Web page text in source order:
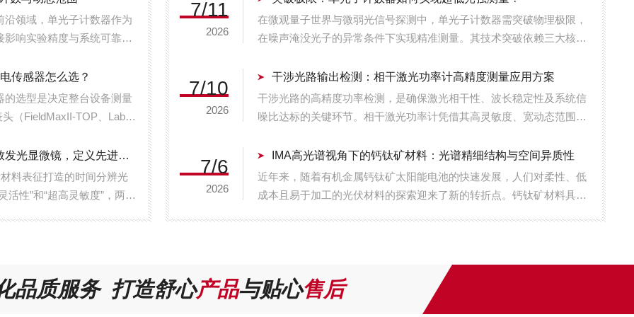
领域，单光子计数器作为
影响实验精度与系统可靠
为选型攻略解析。...
传感器怎么选？
选型是决定整台设备测量
（FieldMaxII-TOP、LabM
PicoQuant 新推出Solira时间分辨光致发光显微镜，定义先进材料表征新维度
料表征打造的时间分辨光
性”和“超高灵敏度”，两者
7/11
2026
在微观量子世界与微弱光信号探测中，单光子计数器需突破物理极限，
在噪声淹没光子的异常条件下实现精准测量。其技术突破依赖三大核心
一、材料革新：从硅基到超导的探测边界突破1.雪崩光电二...
7/10
2026
干涉光路输出检测：相干激光功率计高精度测量应用方案
干涉光路的高精度功率检测，是确保激光相干性、波长稳定性及系统信
噪比达标的关键环节。相干激光功率计凭借其高灵敏度、宽动态范围和
涉高精度相干激光功率计常采用激光外差干涉原理。如图1所...
7/6
2026
IMA高光谱视角下的钙钛矿材料：光谱精细结构与空间异质性
近年来，随着有机金属钙钛矿太阳能电池的快速发展，人们对柔性、低
成本且易于加工的光伏材料的探索迎来了新的转折点。钙钛矿材料具有
品质服务 打造舒心产品与贴心售后